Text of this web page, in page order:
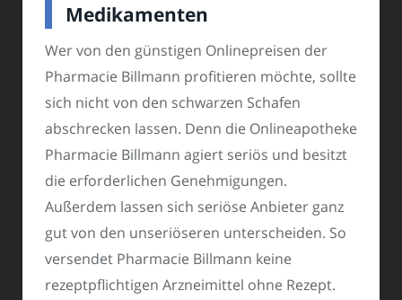
Medikamenten
Wer von den günstigen Onlinepreisen der
Pharmacie Billmann profitieren möchte, sollte
sich nicht von den schwarzen Schafen
abschrecken lassen. Denn die Onlineapotheke
Pharmacie Billmann agiert seriös und besitzt
die erforderlichen Genehmigungen.
Außerdem lassen sich seriöse Anbieter ganz
gut von den unseriöseren unterscheiden. So
versendet Pharmacie Billmann keine
rezeptpflichtigen Arzneimittel ohne Rezept.